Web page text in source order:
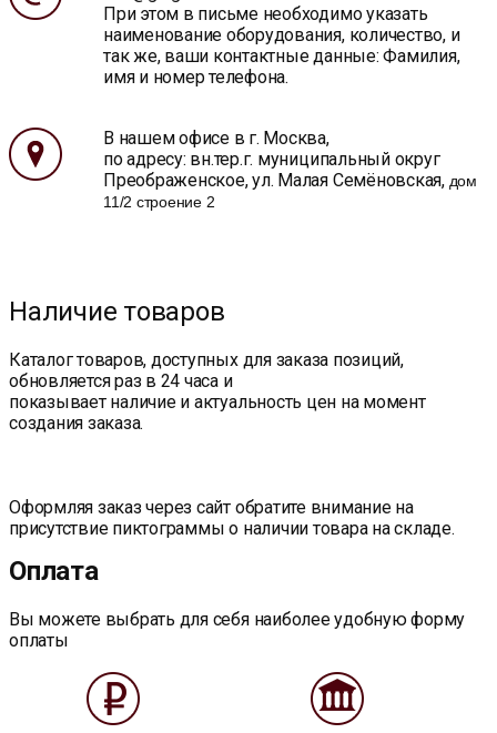
При этом в письме необходимо указать
наименование оборудования, количество, и
так же, ваши контактные данные: Фамилия,
имя и номер телефона.
В нашем офисе в г. Москва,
по адресу: вн.тер.г. муниципальный округ
Преображенское, ул. Малая Семёновская, дом
11/2 строение 2
Наличие товаров
Каталог товаров, доступных для заказа позиций,
обновляется раз в 24 часа и
показывает наличие и актуальность цен на момент
создания заказа.
Оформляя заказ через сайт обратите внимание на
присутствие пиктограммы о наличии товара на складе.
Оплата
Вы можете выбрать для себя наиболее удобную форму
оплаты